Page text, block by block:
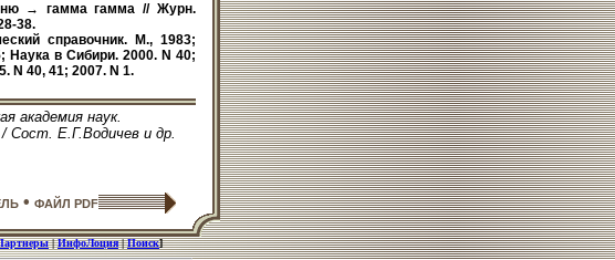
→ гамма гамма // Журн.
38.
справочник. М., 1983;
Наука в Сибири. 2000. N 40;
N 40, 41; 2007. N 1.
академия наук.
Сост. Е.Г.Водичев и др.
• ФАЙЛ PDF
|ИнфоЛоция|Поиск]